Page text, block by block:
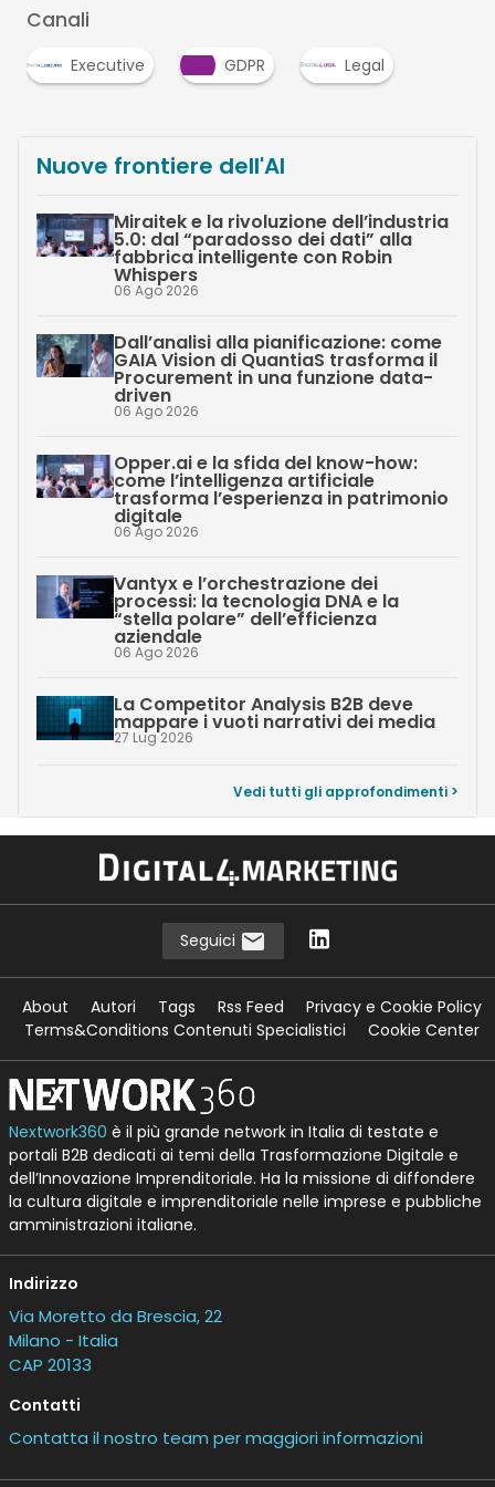
Canali
Executive GDPR Legal
Nuove frontiere dell'AI
Miraitek e la rivoluzione dell’industria
5.0: dal “paradosso dei dati” alla
fabbrica intelligente con Robin
Whispers
06 Ago 2026
Dall’analisi alla pianificazione: come
GAIA Vision di QuantiaS trasforma il
Procurement in una funzione data-
driven
06 Ago 2026
Opper.ai e la sfida del know-how:
come l’intelligenza artificiale
trasforma l’esperienza in patrimonio
digitale
06 Ago 2026
Vantyx e l’orchestrazione dei
processi: la tecnologia DNA e la
“stella polare” dell’efficienza
aziendale
06 Ago 2026
La Competitor Analysis B2B deve
mappare i vuoti narrativi dei media
27 Lug 2026
Vedi tutti gli approfondimenti >
Seguici
About Autori Tags Rss Feed
Privacy e Cookie Policy
Terms&Conditions Contenuti Specialistici
Cookie Center
Nextwork360 è il più grande network in Italia di testate e
portali B2B dedicati ai temi della Trasformazione Digitale e
dell’Innovazione Imprenditoriale. Ha la missione di diffondere
la cultura digitale e imprenditoriale nelle imprese e pubbliche
amministrazioni italiane.
Indirizzo
Via Moretto da Brescia, 22
Milano - Italia
CAP 20133
Contatti
Contatta il nostro team per maggiori informazioni